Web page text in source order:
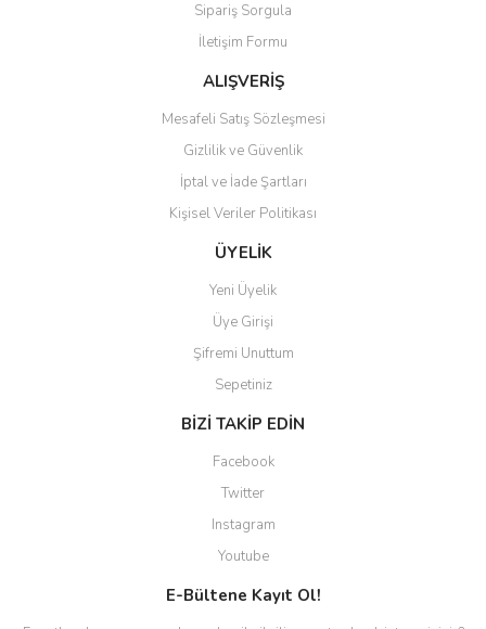
Sipariş Sorgula
İletişim Formu
ALIŞVERİŞ
Mesafeli Satış Sözleşmesi
Gizlilik ve Güvenlik
İptal ve İade Şartları
Kişisel Veriler Politikası
ÜYELİK
Yeni Üyelik
Üye Girişi
Şifremi Unuttum
Sepetiniz
BİZİ TAKİP EDİN
Facebook
Twitter
Instagram
Youtube
E-Bültene Kayıt Ol!